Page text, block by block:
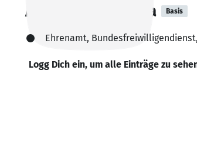
Alexander Tompa Basis
Ehrenamt,
Logg Dich ein, um alle Einträge zu